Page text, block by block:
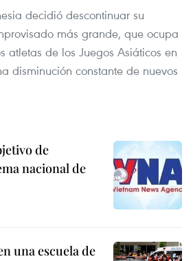
decidió descontinuar su
más grande, que ocupa
atletas de los Juegos Asiáticos en
disminución constante de nuevos
de
nacional de
una escuela de